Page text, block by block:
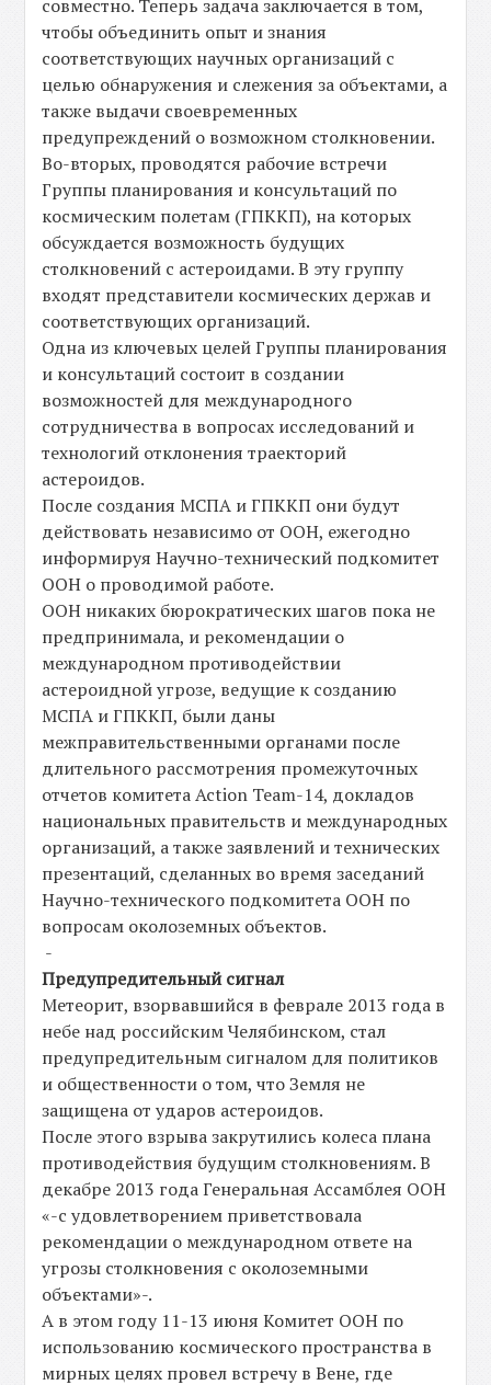
совместно. Теперь задача заключается в том,
чтобы объединить опыт и знания
соответствующих научных организаций с
целью обнаружения и слежения за объектами, а
также выдачи своевременных
предупреждений о возможном столкновении.
Во-вторых, проводятся рабочие встречи
Группы планирования и консультаций по
космическим полетам (ГПККП), на которых
обсуждается возможность будущих
столкновений с астероидами. В эту группу
входят представители космических держав и
соответствующих организаций.
Одна из ключевых целей Группы планирования
и консультаций состоит в создании
возможностей для международного
сотрудничества в вопросах исследований и
технологий отклонения траекторий
астероидов.
После создания МСПА и ГПККП они будут
действовать независимо от ООН, ежегодно
информируя Научно-технический подкомитет
ООН о проводимой работе.
ООН никаких бюрократических шагов пока не
предпринимала, и рекомендации о
международном противодействии
астероидной угрозе, ведущие к созданию
МСПА и ГПККП, были даны
межправительственными органами после
длительного рассмотрения промежуточных
отчетов комитета Action Team-14, докладов
национальных правительств и международных
организаций, а также заявлений и технических
презентаций, сделанных во время заседаний
Научно-технического подкомитета ООН по
вопросам околоземных объектов.
-
Предупредительный сигнал
Метеорит, взорвавшийся в феврале 2013 года в
небе над российским Челябинском, стал
предупредительным сигналом для политиков
и общественности о том, что Земля не
защищена от ударов астероидов.
После этого взрыва закрутились колеса плана
противодействия будущим столкновениям. В
декабре 2013 года Генеральная Ассамблея ООН
«-с удовлетворением приветствовала
рекомендации о международном ответе на
угрозы столкновения с околоземными
объектами»-.
А в этом году 11-13 июня Комитет ООН по
использованию космического пространства в
мирных целях провел встречу в Вене, где